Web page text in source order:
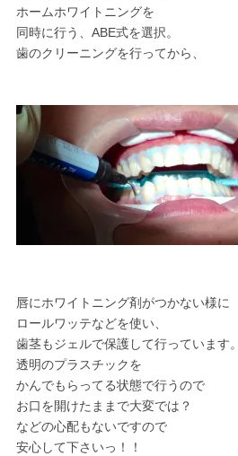
ホームホワイトニングを
同時に行う、ABE式を選択。
歯のクリーニングを行ってから、
唇にホワイトニング剤がつかない様に
ロールワッテなどを使い、
歯茎もジェルで保護して行っています。
透明のプラスチックを
かんでもらってる状態で行うので
お口を開けたままで大変では？
などの心配もないですので
安心して下さいっ！！